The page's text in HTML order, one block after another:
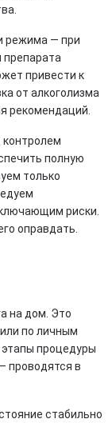
режима — при
препарата
привести к
от алкоголизма
рекомендаций.
контролем
полную
только
риски.
оправдать.
на дом. Это
по личным
процедуры
проводятся в
стабильно